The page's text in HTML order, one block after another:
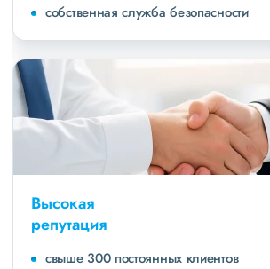
собственная служба безопасности
Высокая
репутация
свыше 300 постоянных клиентов